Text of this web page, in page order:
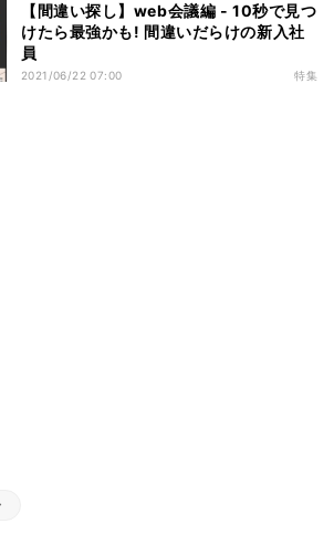
【間違い探し】web会議編 - 10秒で見つ
けたら最強かも! 間違いだらけの新入社
員
2021/06/22 07:00 特集